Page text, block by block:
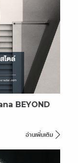
BEYOND
อ่านเพิ่มเติม